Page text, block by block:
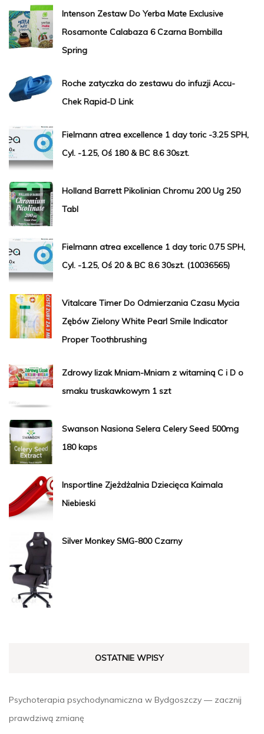
Intenson Zestaw Do Yerba Mate Exclusive
Rosamonte Calabaza 6 Czarna Bombilla
Spring
Roche zatyczka do zestawu do infuzji Accu-
Chek Rapid-D Link
Fielmann atrea excellence 1 day toric -3.25 SPH,
Cyl. -1.25, Oś 180 & BC 8.6 30szt.
Holland Barrett Pikolinian Chromu 200 Ug 250
Tabl
Fielmann atrea excellence 1 day toric 0.75 SPH,
Cyl. -1.25, Oś 20 & BC 8.6 30szt. (10036565)
Vitalcare Timer Do Odmierzania Czasu Mycia
Zębów Zielony White Pearl Smile Indicator
Proper Toothbrushing
Zdrowy lizak Mniam-Mniam z witaminą C i D o
smaku truskawkowym 1 szt
Swanson Nasiona Selera Celery Seed 500mg
180 kaps
Insportline Zjeżdżalnia Dziecięca Kaimala
Niebieski
Silver Monkey SMG-800 Czarny
OSTATNIE WPISY
Psychoterapia psychodynamiczna w Bydgoszczy — zacznij
prawdziwą zmianę